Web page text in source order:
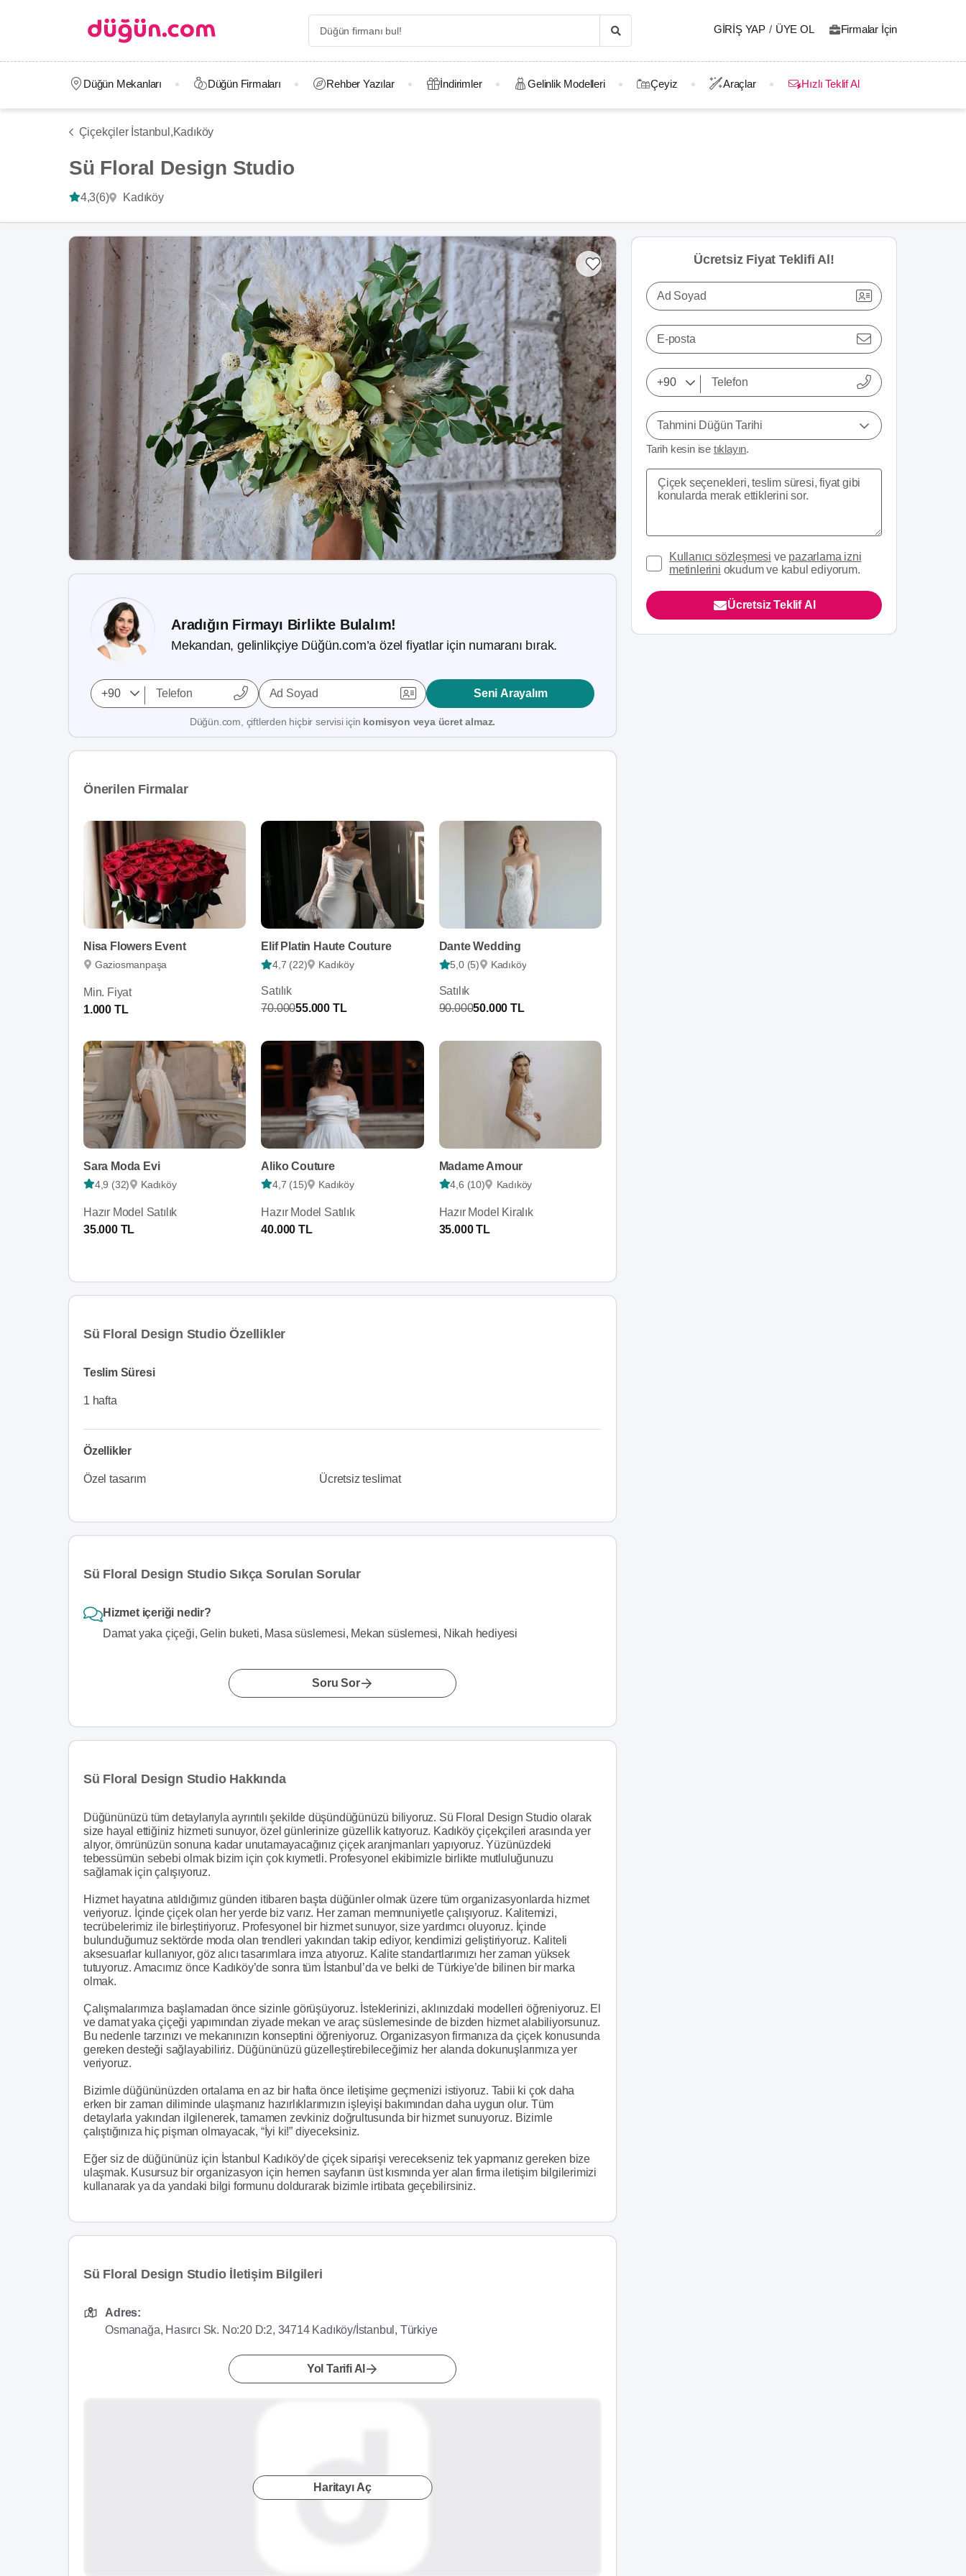
GIRIŞ YAP / ÜYE OL Firmalar İçin
Düğün Mekanları Düğün Firmaları Rehber Yazılar İndirimler Gelinlik Modelleri Çeyiz Araçlar Hızlı Teklif Al
Çiçekçiler İstanbul,Kadıköy
Sü Floral Design Studio
4,3(6) Kadıköy
Aradığın Firmayı Birlikte Bulalım!
Mekandan, gelinlikçiye Düğün.com’a özel fiyatlar için numaranı bırak.
Ad Soyad Seni Arayalım
Düğün.com, çiftlerden hiçbir servisi için komisyon veya ücret almaz.
Önerilen Firmalar
Nisa Flowers Event
Gaziosmanpaşa
Min. Fiyat
1.000 TL
Elif Platin Haute Couture
4,7 (22) Kadıköy
Satılık
70.00055.000 TL
Dante Wedding
5,0 (5) Kadıköy
Satılık
90.00050.000 TL
Sara Moda Evi
4,9 (32) Kadıköy
Hazır Model Satılık
35.000 TL
Aliko Couture
4,7 (15) Kadıköy
Hazır Model Satılık
40.000 TL
Madame Amour
4,6 (10) Kadıköy
Hazır Model Kiralık
35.000 TL
Sü Floral Design Studio Özellikler
Teslim Süresi
1 hafta
Özellikler
Özel tasarım Ücretsiz teslimat
Sü Floral Design Studio Sıkça Sorulan Sorular
Hizmet içeriği nedir?
Damat yaka çiçeği, Gelin buketi, Masa süslemesi, Mekan süslemesi, Nikah hediyesi
Soru Sor
Sü Floral Design Studio Hakkında
Düğününüzü tüm detaylarıyla ayrıntılı şekilde düşündüğünüzü biliyoruz. Sü Floral Design Studio olarak
size hayal ettiğiniz hizmeti sunuyor, özel günlerinize güzellik katıyoruz. Kadıköy çiçekçileri arasında yer
alıyor, ömrünüzün sonuna kadar unutamayacağınız çiçek aranjmanları yapıyoruz. Yüzünüzdeki
tebessümün sebebi olmak bizim için çok kıymetli. Profesyonel ekibimizle birlikte mutluluğunuzu
sağlamak için çalışıyoruz.
Hizmet hayatına atıldığımız günden itibaren başta düğünler olmak üzere tüm organizasyonlarda hizmet
veriyoruz. İçinde çiçek olan her yerde biz varız. Her zaman memnuniyetle çalışıyoruz. Kalitemizi,
tecrübelerimiz ile birleştiriyoruz. Profesyonel bir hizmet sunuyor, size yardımcı oluyoruz. İçinde
bulunduğumuz sektörde moda olan trendleri yakından takip ediyor, kendimizi geliştiriyoruz. Kaliteli
aksesuarlar kullanıyor, göz alıcı tasarımlara imza atıyoruz. Kalite standartlarımızı her zaman yüksek
tutuyoruz. Amacımız önce Kadıköy’de sonra tüm İstanbul’da ve belki de Türkiye’de bilinen bir marka
olmak.
Çalışmalarımıza başlamadan önce sizinle görüşüyoruz. İsteklerinizi, aklınızdaki modelleri öğreniyoruz. El
ve damat yaka çiçeği yapımından ziyade mekan ve araç süslemesinde de bizden hizmet alabiliyorsunuz.
Bu nedenle tarzınızı ve mekanınızın konseptini öğreniyoruz. Organizasyon firmanıza da çiçek konusunda
gereken desteği sağlayabiliriz. Düğününüzü güzelleştirebileceğimiz her alanda dokunuşlarımıza yer
veriyoruz.
Bizimle düğününüzden ortalama en az bir hafta önce iletişime geçmenizi istiyoruz. Tabii ki çok daha
erken bir zaman diliminde ulaşmanız hazırlıklarımızın işleyişi bakımından daha uygun olur. Tüm
detaylarla yakından ilgilenerek, tamamen zevkiniz doğrultusunda bir hizmet sunuyoruz. Bizimle
çalıştığınıza hiç pişman olmayacak, “İyi ki!” diyeceksiniz.
Eğer siz de düğününüz için İstanbul Kadıköy’de çiçek siparişi verecekseniz tek yapmanız gereken bize
ulaşmak. Kusursuz bir organizasyon için hemen sayfanın üst kısmında yer alan firma iletişim bilgilerimizi
kullanarak ya da yandaki bilgi formunu doldurarak bizimle irtibata geçebilirsiniz.
Sü Floral Design Studio İletişim Bilgileri
Adres:
Osmanağa, Hasırcı Sk. No:20 D:2, 34714 Kadıköy/İstanbul, Türkiye
Yol Tarifi Al
Haritayı Aç
Ücretsiz Fiyat Teklifi Al!
Ad Soyad
E-posta
Tahmini Düğün Tarihi
Tarih kesin ise tıklayın.
Kullanıcı sözleşmesi ve pazarlama izni
metinlerini okudum ve kabul ediyorum.
Ücretsiz Teklif Al